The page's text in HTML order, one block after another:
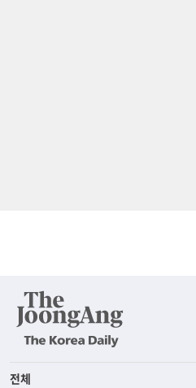
전체